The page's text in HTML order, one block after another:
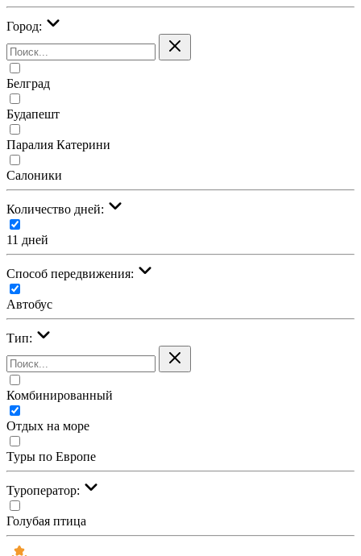
Город:
Белград
Будапешт
Паралия Катерини
Салоники
Количество дней:
11 дней
Cпособ передвижения:
Автобус
Тип:
Комбинированный
Отдых на море
Туры по Европе
Туроператор:
Голубая птица